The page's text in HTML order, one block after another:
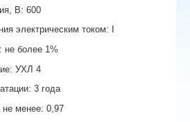
В: 600
электрическим током: I
не более 1%
УХЛ 4
3 года
, не менее: 0,97